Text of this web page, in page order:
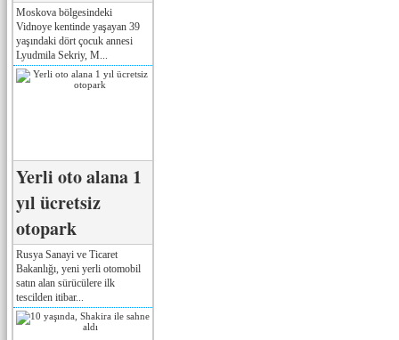
Moskova bölgesindeki
Vidnoye kentinde yaşayan 39
yaşındaki dört çocuk annesi
Lyudmila Sekriy, M...
Yerli oto alana 1
yıl ücretsiz
otopark
Rusya Sanayi ve Ticaret
Bakanlığı, yeni yerli otomobil
satın alan sürücülere ilk
tescilden itibar...